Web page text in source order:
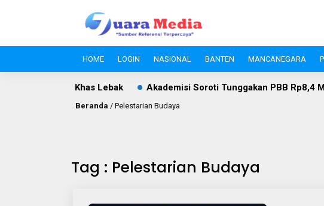
HOME LOGIN NASIONAL BANTEN MANCANEGARA
dan Kuliner Khas Lebak Akademisi Soroti Tunggakan PBB Rp8,4
Beranda / Pelestarian Budaya
Tag : Pelestarian Budaya